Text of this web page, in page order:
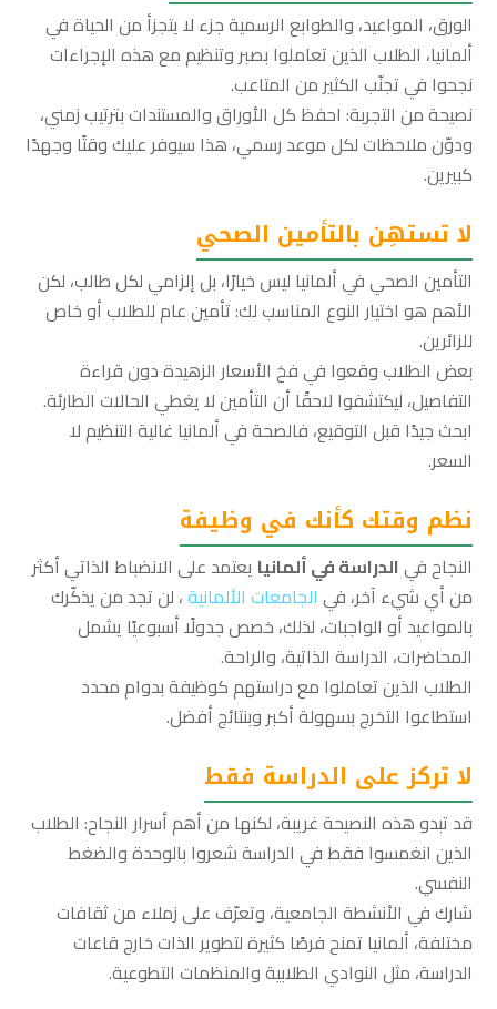
الورق، المواعيد، والطوابع الرسمية جزء لا يتجزأ من الحياة في
ألمانيا، الطلاب الذين تعاملوا بصبر وتنظيم مع هذه الإجراءات
نجحوا في تجنّب الكثير من المتاعب.
نصيحة من التجربة: احفظ كل الأوراق والمستندات بترتيب زمني،
ودوّن ملاحظات لكل موعد رسمي، هذا سيوفر عليك وقتًا وجهدًا
كبيرين.
لا تستهِن بالتأمين الصحي
التأمين الصحي في ألمانيا ليس خيارًا، بل إلزامي لكل طالب، لكن
الأهم هو اختيار النوع المناسب لك: تأمين عام للطلاب أو خاص
للزائرين.
بعض الطلاب وقعوا في فخ الأسعار الزهيدة دون قراءة
التفاصيل، ليكتشفوا لاحقًا أن التأمين لا يغطي الحالات الطارئة.
ابحث جيدًا قبل التوقيع، فالصحة في ألمانيا غالية التنظيم لا
السعر.
نظم وقتك كأنك في وظيفة
النجاح في الدراسة في ألمانيا يعتمد على الانضباط الذاتي أكثر
من أي شيء آخر، في الجامعات الألمانية، لن تجد من يذكّرك
بالمواعيد أو الواجبات، لذلك، خصص جدولًا أسبوعيًا يشمل
المحاضرات، الدراسة الذاتية، والراحة.
الطلاب الذين تعاملوا مع دراستهم كوظيفة بدوام محدد
استطاعوا التخرج بسهولة أكبر وبنتائج أفضل.
لا تركز على الدراسة فقط
قد تبدو هذه النصيحة غريبة، لكنها من أهم أسرار النجاح: الطلاب
الذين انغمسوا فقط في الدراسة شعروا بالوحدة والضغط
النفسي.
شارك في الأنشطة الجامعية، وتعرّف على زملاء من ثقافات
مختلفة، ألمانيا تمنح فرصًا كثيرة لتطوير الذات خارج قاعات
الدراسة، مثل النوادي الطلابية والمنظمات التطوعية.